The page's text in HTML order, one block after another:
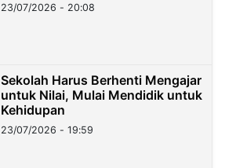
23/07/2026 - 20:08
Sekolah Harus Berhenti Mengajar
untuk Nilai, Mulai Mendidik untuk
Kehidupan
23/07/2026 - 19:59